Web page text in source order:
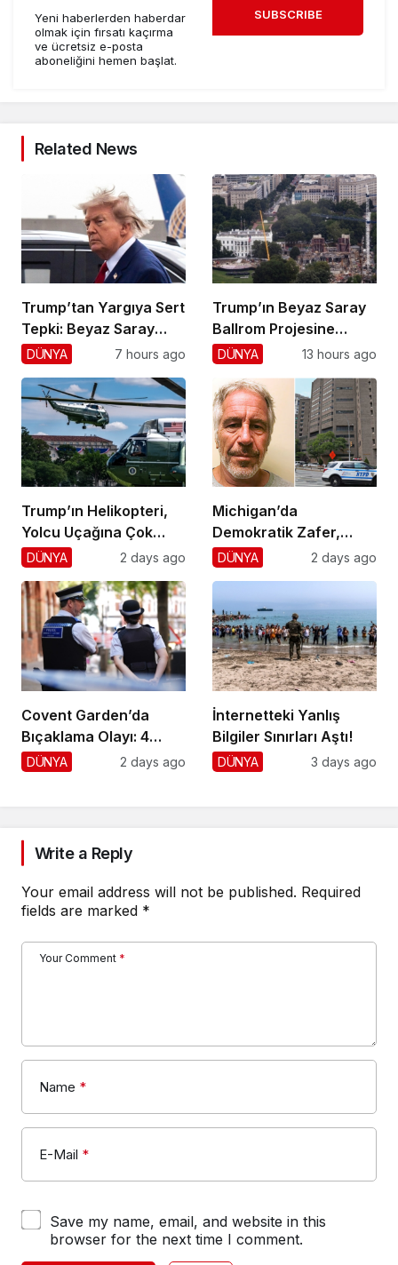
Yeni haberlerden haberdar
olmak için fırsatı kaçırma
ve ücretsiz e-posta
aboneliğini hemen başlat.
SUBSCRIBE
Related News
Trump’tan Yargıya Sert
Tepki: Beyaz Saray
Krizi!
DÜNYA 7 hours ago
Trump’ın Beyaz Saray
Ballrom Projesine
Durdurma
DÜNYA 13 hours ago
Trump’ın Helikopteri,
Yolcu Uçağına Çok
Yaklaştı!
DÜNYA 2 days ago
Michigan’da
Demokratik Zafer,
Cumhuriyetçilere
DÜNYA 2 days ago
Covent Garden’da
Bıçaklama Olayı: 4
Yaralı, 1 Gözaltı
DÜNYA 2 days ago
İnternetteki Yanlış
Bilgiler Sınırları Aştı!
DÜNYA 3 days ago
Write a Reply
Your email address will not be published. Required
fields are marked *
Your Comment *
Name *
E-Mail *
Save my name, email, and website in this
browser for the next time I comment.